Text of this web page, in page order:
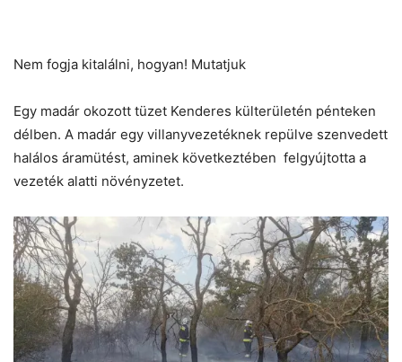
Nem fogja kitalálni, hogyan! Mutatjuk
Egy madár okozott tüzet Kenderes külterületén pénteken
délben. A madár egy villanyvezetéknek repülve szenvedett
halálos áramütést, aminek következtében felgyújtotta a
vezeték alatti növényzetet.